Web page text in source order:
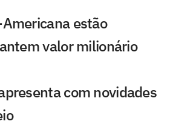
estão
valor milionário
com novidades